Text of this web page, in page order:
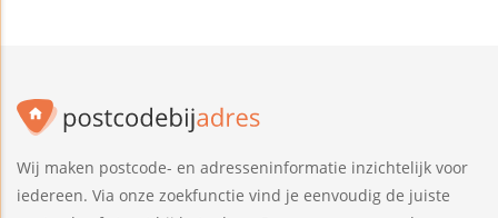
Wij maken postcode- en adresseninformatie inzichtelijk voor
iedereen. Via onze zoekfunctie vind je eenvoudig de juiste